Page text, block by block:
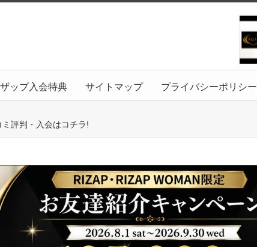
ップ入会特典 サイトマップ プライバシーポリシー
評判・入会はコチラ!